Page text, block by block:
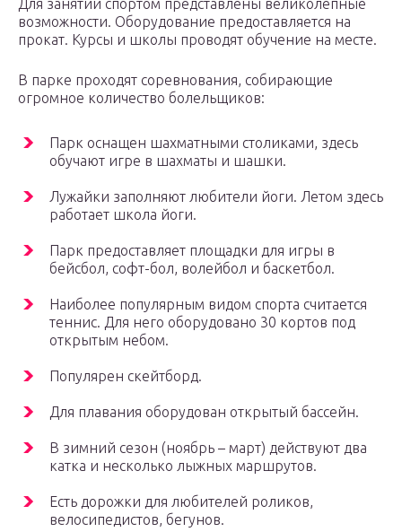
Для занятий спортом представлены великолепные
возможности. Оборудование предоставляется на
прокат. Курсы и школы проводят обучение на месте.
В парке проходят соревнования, собирающие
огромное количество болельщиков:
Парк оснащен шахматными столиками, здесь
обучают игре в шахматы и шашки.
Лужайки заполняют любители йоги. Летом здесь
работает школа йоги.
Парк предоставляет площадки для игры в
бейсбол, софт-бол, волейбол и баскетбол.
Наиболее популярным видом спорта считается
теннис. Для него оборудовано 30 кортов под
открытым небом.
Популярен скейтборд.
Для плавания оборудован открытый бассейн.
В зимний сезон (ноябрь – март) действуют два
катка и несколько лыжных маршрутов.
Есть дорожки для любителей роликов,
велосипедистов, бегунов.